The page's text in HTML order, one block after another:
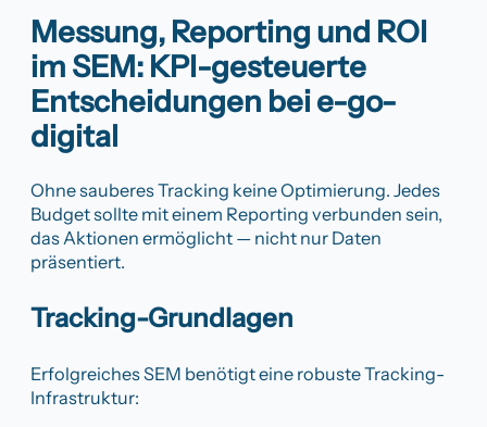
Messung, Reporting und ROI
im SEM: KPI-gesteuerte
Entscheidungen bei e-go-
digital
Ohne sauberes Tracking keine Optimierung. Jedes
Budget sollte mit einem Reporting verbunden sein,
das Aktionen ermöglicht — nicht nur Daten
präsentiert.
Tracking-Grundlagen
Erfolgreiches SEM benötigt eine robuste Tracking-
Infrastruktur: